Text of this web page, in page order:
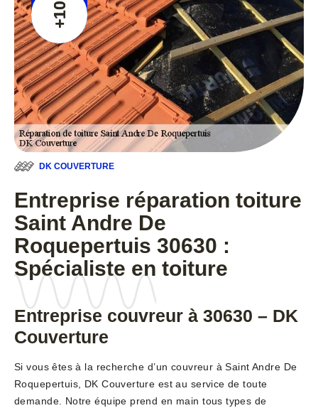
+10
DK COUVERTURE
Entreprise réparation toiture
Saint Andre De
Roquepertuis 30630 :
Spécialiste en toiture
Entreprise couvreur à 30630 – DK
Couverture
Si vous êtes à la recherche d’un couvreur à Saint Andre De
Roquepertuis, DK Couverture est au service de toute
demande. Notre équipe prend en main tous types de